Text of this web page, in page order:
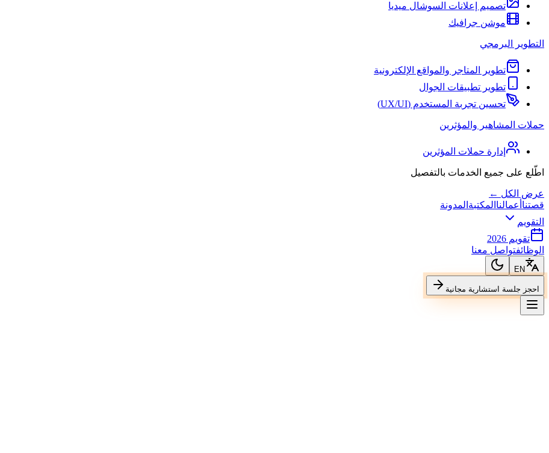
تصميم إعلانات السوشال ميديا
موشن جرافيك
التطوير البرمجي
تطوير المتاجر والمواقع الإلكترونية
تطوير تطبيقات الجوال
تحسين تجربة المستخدم (UX/UI)
حملات المشاهير والمؤثرين
إدارة حملات المؤثرين
اطّلع على جميع الخدمات بالتفصيل
عرض الكل ←
قصتنا أعمالنا المكتبة المدونة
التقويم
تقويم 2026
الوظائفتواصل معنا
EN
احجز جلسة استشارية مجانية